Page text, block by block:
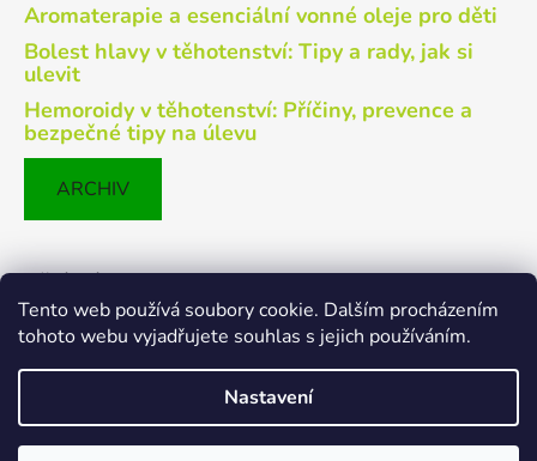
Tento web používá soubory cookie. Dalším procházením
tohoto webu vyjadřujete souhlas s jejich používáním.
Nastavení
Aromaterapie a esenciální vonné oleje pro děti
Bolest hlavy v těhotenství: Tipy a rady, jak si
ulevit
Hemoroidy v těhotenství: Příčiny, prevence a
bezpečné tipy na úlevu
ARCHIV
Přijímáme online platby
Vytvořil Shoptet